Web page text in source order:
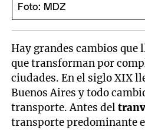
Hay grandes cambios que
que transforman por
ciudades. En el siglo XIX
Buenos Aires y todo
transporte. Antes del
transporte predominante